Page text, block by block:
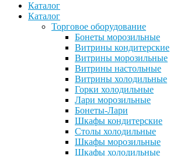
Каталог
Каталог
Торговое оборудование
Бонеты морозильные
Витрины кондитерские
Витрины морозильные
Витрины настольные
Витрины холодильные
Горки холодильные
Лари морозильные
Бонеты-Лари
Шкафы кондитерские
Столы холодильные
Шкафы морозильные
Шкафы холодильные